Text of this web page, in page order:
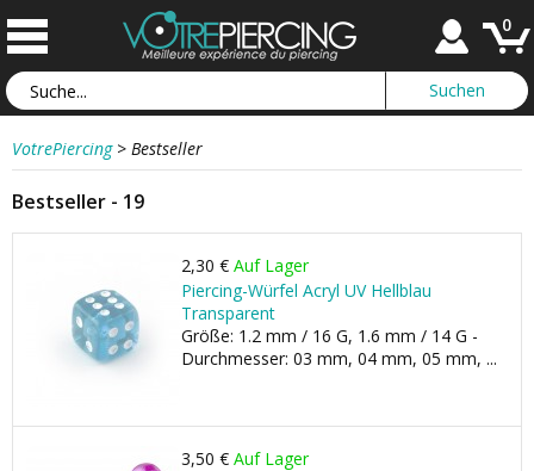
0
VotrePiercing > Bestseller
Bestseller - 19
2,30 € Auf Lager
Piercing-Würfel Acryl UV Hellblau
Transparent
Größe: 1.2 mm / 16 G, 1.6 mm / 14 G -
Durchmesser: 03 mm, 04 mm, 05 mm, ...
3,50 € Auf Lager